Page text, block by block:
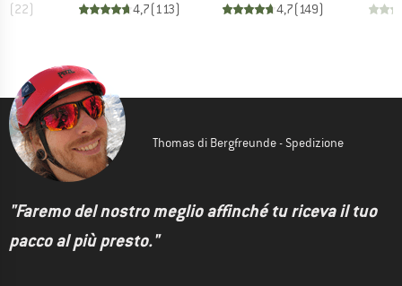
(22)
4,7(113)
4,7(149)
Thomas di Bergfreunde - Spedizione
"Faremo del nostro meglio affinché tu riceva il tuo
pacco al più presto."